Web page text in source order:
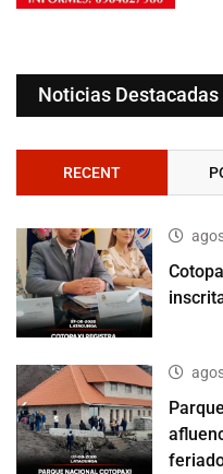
Noticias Destacadas
RECENT